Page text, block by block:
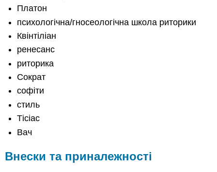
Платон
психологічна/гносеологічна школа риторики
Квінтіліан
ренесанс
риторика
Сократ
софіти
стиль
Тісіас
Вач
Внески та приналежності